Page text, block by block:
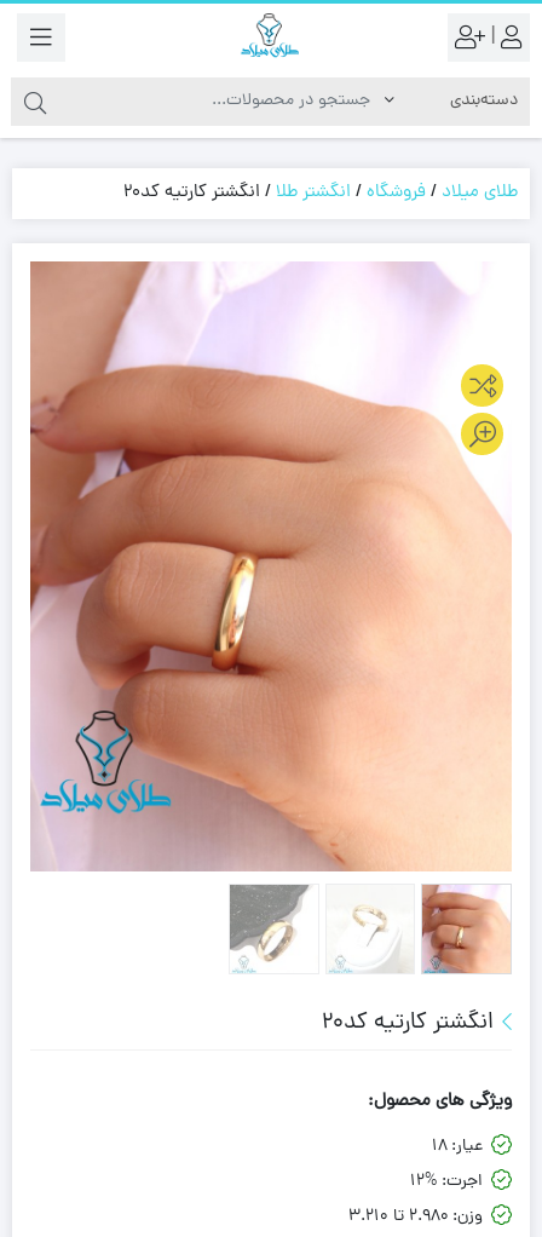
|
طلای میلاد /فروشگاه/ انگشتر طلا/ انگشتر کارتیه کد20
انگشتر کارتیه کد20
ویژگی های محصول:
عیار:18
اجرت: 12%
وزن: 2.980 تا 3.210